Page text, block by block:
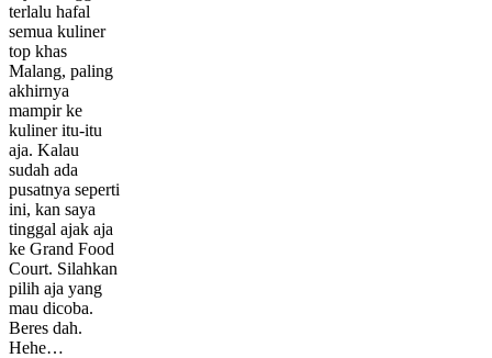
terlalu hafal
semua kuliner
top khas
Malang, paling
akhirnya
mampir ke
kuliner itu-itu
aja. Kalau
sudah ada
pusatnya seperti
ini, kan saya
tinggal ajak aja
ke Grand Food
Court. Silahkan
pilih aja yang
mau dicoba.
Beres dah.
Hehe…